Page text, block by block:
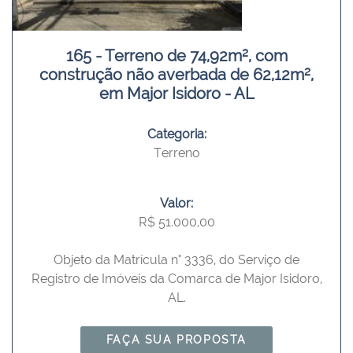
165 - Terreno de 74,92m², com
construção não averbada de 62,12m²,
em Major Isidoro - AL
Categoria:
Terreno
Valor:
R$ 51.000,00
Objeto da Matrícula n° 3336, do Serviço de
Registro de Imóveis da Comarca de Major Isidoro,
AL.
FAÇA SUA PROPOSTA